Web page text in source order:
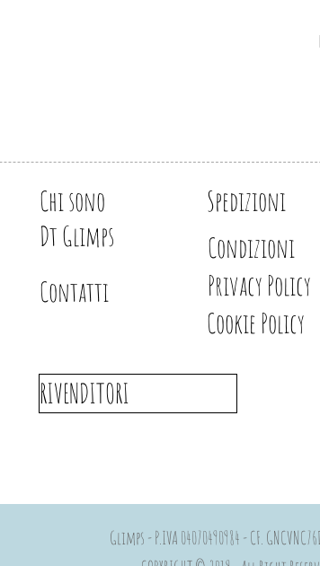
Chi sono
Dt Glimps
Contatti
Privacy Policy
Spedizioni
Condizioni
Cookie Policy
RIVENDITORI
Glimps - P.IVA 04070490984 - CF.